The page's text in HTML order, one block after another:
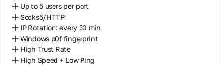
Up to 5 users per port
Socks5/HTTP
IP Rotation: every 30 min
Windows p0f fingerprint
High Trust Rate
High Speed + Low Ping